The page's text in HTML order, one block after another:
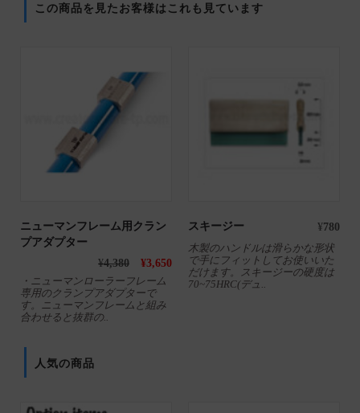
この商品を見たお客様はこれも見ています
ニューマンフレーム用クラン
プアダプター
¥4,380 ¥3,650
・ニューマンローラーフレーム
専用のクランプアダプターで
す。ニューマンフレームと組み
合わせると抜群の..
スキージー ¥780
木製のハンドルは滑らかな形状
で手にフィットしてお使いいた
だけます。スキージーの硬度は
70~75HRC(デュ..
人気の商品